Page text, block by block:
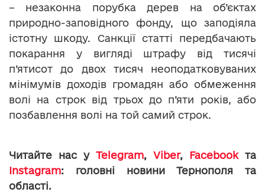
– незаконна порубка дерев на об’єктах
природно-заповідного фонду, що заподіяла
істотну шкоду. Санкції статті передбачають
покарання у вигляді штрафу від тисячі
п’ятисот до двох тисяч неоподатковуваних
мінімумів доходів громадян або обмеження
волі на строк від трьох до п’яти років, або
позбавлення волі на той самий строк.
Читайте нас у Telegram, Viber, Facebookта
Instagram: головні новини Тернополя та
області.